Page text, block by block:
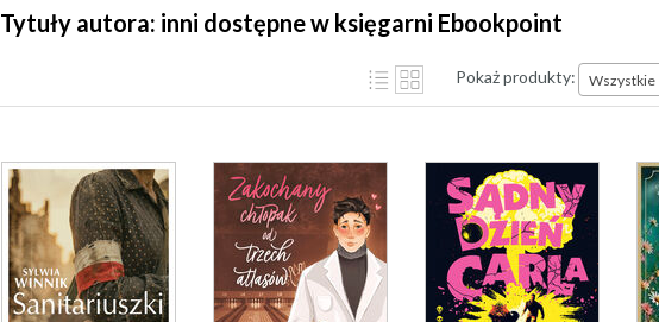
Tytuły autora: inni dostępne w księgarni Ebookpoint
Pokaż produkty: Wszystkie